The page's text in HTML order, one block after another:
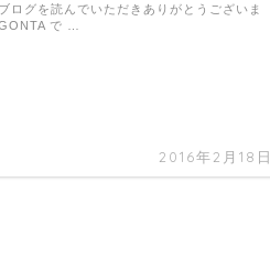
2016年2月18日
ログを読んでいただきありがとうございま
で …